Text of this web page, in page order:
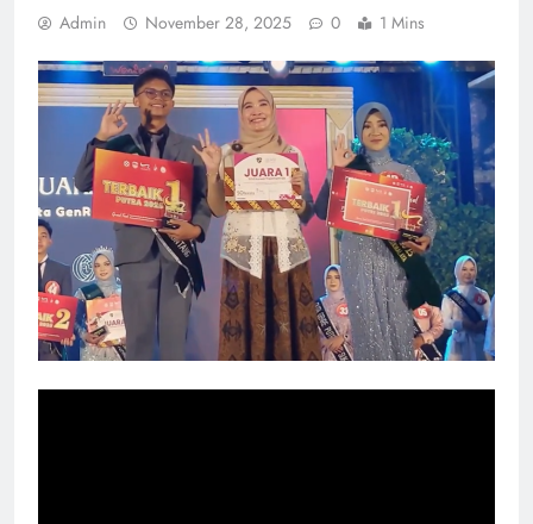
Admin November 28, 2025 0 1 Mins